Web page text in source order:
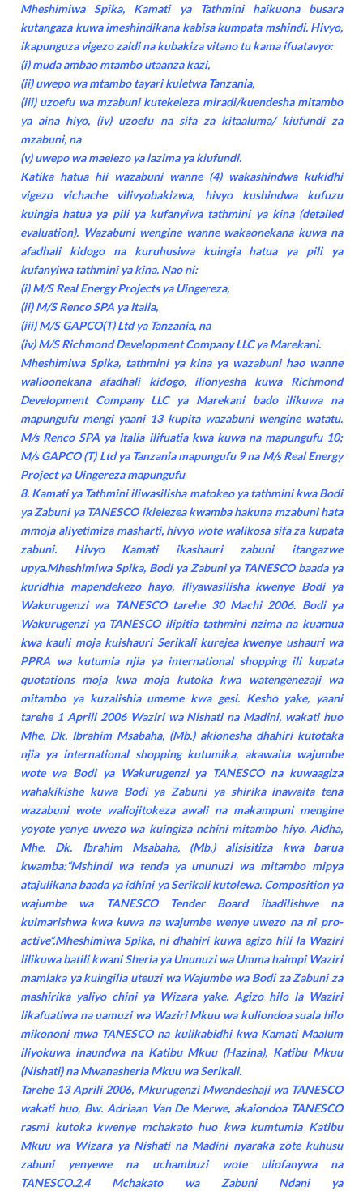
Mheshimiwa Spika, Kamati ya Tathmini haikuona busara
kutangaza kuwa imeshindikana kabisa kumpata mshindi. Hivyo,
ikapunguza vigezo zaidi na kubakiza vitano tu kama ifuatavyo:
(i) muda ambao mtambo utaanza kazi,
(ii) uwepo wa mtambo tayari kuletwa Tanzania,
(iii) uzoefu wa mzabuni kutekeleza miradi/kuendesha mitambo
ya aina hiyo, (iv) uzoefu na sifa za kitaaluma/ kiufundi za
mzabuni, na
(v) uwepo wa maelezo ya lazima ya kiufundi.
Katika hatua hii wazabuni wanne (4) wakashindwa kukidhi
vigezo vichache vilivyobakizwa, hivyo kushindwa kufuzu
kuingia hatua ya pili ya kufanyiwa tathmini ya kina (detailed
evaluation). Wazabuni wengine wanne wakaonekana kuwa na
afadhali kidogo na kuruhusiwa kuingia hatua ya pili ya
kufanyiwa tathmini ya kina. Nao ni:
(i) M/S Real Energy Projects ya Uingereza,
(ii) M/S Renco SPA ya Italia,
(iii) M/S GAPCO(T) Ltd ya Tanzania, na
(iv) M/S Richmond Development Company LLC ya Marekani.
Mheshimiwa Spika, tathmini ya kina ya wazabuni hao wanne
walioonekana afadhali kidogo, ilionyesha kuwa Richmond
Development Company LLC ya Marekani bado ilikuwa na
mapungufu mengi yaani 13 kupita wazabuni wengine watatu.
M/s Renco SPA ya Italia ilifuatia kwa kuwa na mapungufu 10;
M/s GAPCO (T) Ltd ya Tanzania mapungufu 9 na M/s Real Energy
Project ya Uingereza mapungufu
8. Kamati ya Tathmini iliwasilisha matokeo ya tathmini kwa Bodi
ya Zabuni ya TANESCO ikielezea kwamba hakuna mzabuni hata
mmoja aliyetimiza masharti, hivyo wote walikosa sifa za kupata
zabuni. Hivyo Kamati ikashauri zabuni itangazwe
upya.Mheshimiwa Spika, Bodi ya Zabuni ya TANESCO baada ya
kuridhia mapendekezo hayo, iliyawasilisha kwenye Bodi ya
Wakurugenzi wa TANESCO tarehe 30 Machi 2006. Bodi ya
Wakurugenzi ya TANESCO ilipitia tathmini nzima na kuamua
kwa kauli moja kuishauri Serikali kurejea kwenye ushauri wa
PPRA wa kutumia njia ya international shopping ili kupata
quotations moja kwa moja kutoka kwa watengenezaji wa
mitambo ya kuzalishia umeme kwa gesi. Kesho yake, yaani
tarehe 1 Aprili 2006 Waziri wa Nishati na Madini, wakati huo
Mhe. Dk. Ibrahim Msabaha, (Mb.) akionesha dhahiri kutotaka
njia ya international shopping kutumika, akawaita wajumbe
wote wa Bodi ya Wakurugenzi ya TANESCO na kuwaagiza
wahakikishe kuwa Bodi ya Zabuni ya shirika inawaita tena
wazabuni wote waliojitokeza awali na makampuni mengine
yoyote yenye uwezo wa kuingiza nchini mitambo hiyo. Aidha,
Mhe. Dk. Ibrahim Msabaha, (Mb.) alisisitiza kwa barua
kwamba:“Mshindi wa tenda ya ununuzi wa mitambo mipya
atajulikana baada ya idhini ya Serikali kutolewa. Composition ya
wajumbe wa TANESCO Tender Board ibadilishwe na
kuimarishwa kwa kuwa na wajumbe wenye uwezo na ni pro-
active”.Mheshimiwa Spika, ni dhahiri kuwa agizo hili la Waziri
lilikuwa batili kwani Sheria ya Ununuzi wa Umma haimpi Waziri
mamlaka ya kuingilia uteuzi wa Wajumbe wa Bodi za Zabuni za
mashirika yaliyo chini ya Wizara yake. Agizo hilo la Waziri
likafuatiwa na uamuzi wa Waziri Mkuu wa kuliondoa suala hilo
mikononi mwa TANESCO na kulikabidhi kwa Kamati Maalum
iliyokuwa inaundwa na Katibu Mkuu (Hazina), Katibu Mkuu
(Nishati) na Mwanasheria Mkuu wa Serikali.
Tarehe 13 Aprili 2006, Mkurugenzi Mwendeshaji wa TANESCO
wakati huo, Bw. Adriaan Van De Merwe, akaiondoa TANESCO
rasmi kutoka kwenye mchakato huo kwa kumtumia Katibu
Mkuu wa Wizara ya Nishati na Madini nyaraka zote kuhusu
zabuni yenyewe na uchambuzi wote uliofanywa na
TANESCO.2.4 Mchakato wa Zabuni Ndani ya